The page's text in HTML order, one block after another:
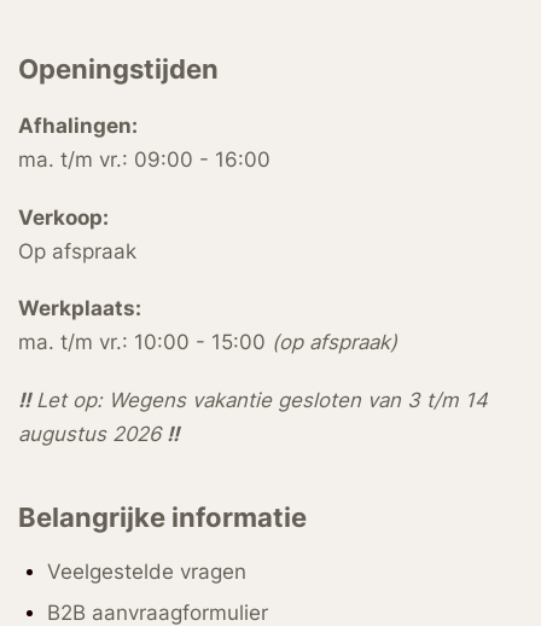
Openingstijden
Afhalingen:
ma. t/m vr.: 09:00 - 16:00
Verkoop:
Op afspraak
Werkplaats:
ma. t/m vr.: 10:00 - 15:00 (op afspraak)
!!Let op: Wegens vakantie gesloten van 3 t/m 14
augustus 2026 !!
Belangrijke informatie
Veelgestelde vragen
B2B aanvraagformulier